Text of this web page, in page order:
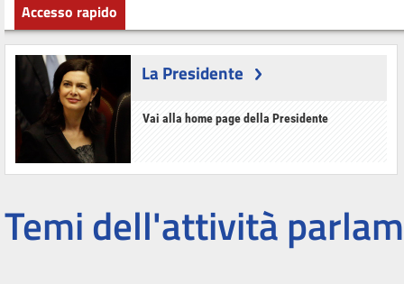
Accesso rapido
La Presidente
Vai alla home page della Presidente
Temi dell'attività